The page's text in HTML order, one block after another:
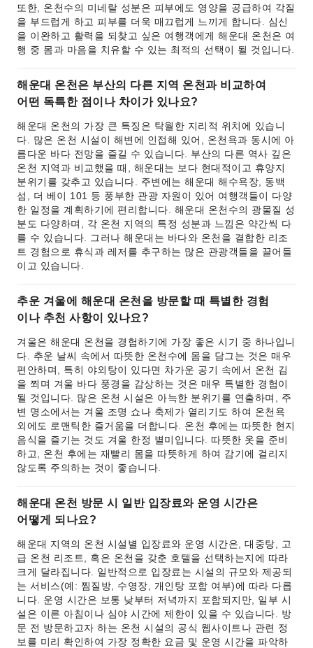
또한, 온천수의 미네랄 성분은 피부에도 영양을 공급하여 각질
을 부드럽게 하고 피부를 더욱 매끄럽게 느끼게 합니다. 심신
을 이완하고 활력을 되찾고 싶은 여행객에게 해운대 온천은 여
행 중 몸과 마음을 치유할 수 있는 최적의 선택이 될 것입니다.
해운대 온천은 부산의 다른 지역 온천과 비교하여
어떤 독특한 점이나 차이가 있나요?
해운대 온천의 가장 큰 특징은 탁월한 지리적 위치에 있습니
다. 많은 온천 시설이 해변에 인접해 있어, 온천욕과 동시에 아
름다운 바다 전망을 즐길 수 있습니다. 부산의 다른 역사 깊은
온천 지역과 비교했을 때, 해운대는 보다 현대적이고 휴양지
분위기를 갖추고 있습니다. 주변에는 해운대 해수욕장, 동백
섬, 더 베이 101 등 풍부한 관광 자원이 있어 여행객들이 다양
한 일정을 계획하기에 편리합니다. 해운대 온천수의 광물질 성
분도 다양하며, 각 온천 지역의 특정 성분과 느낌은 약간씩 다
를 수 있습니다. 그러나 해운대는 바다와 온천을 결합한 리조
트 경험으로 휴식과 레저를 추구하는 많은 관광객들을 끌어들
이고 있습니다.
추운 겨울에 해운대 온천을 방문할 때 특별한 경험
이나 추천 사항이 있나요?
겨울은 해운대 온천을 경험하기에 가장 좋은 시기 중 하나입니
다. 추운 날씨 속에서 따뜻한 온천수에 몸을 담그는 것은 매우
편안하며, 특히 야외탕이 있다면 차가운 공기 속에서 온천 김
을 쬐며 겨울 바다 풍경을 감상하는 것은 매우 특별한 경험이
될 것입니다. 많은 온천 시설은 아늑한 분위기를 연출하며, 주
변 명소에서는 겨울 조명 쇼나 축제가 열리기도 하여 온천욕
외에도 로맨틱한 즐거움을 더합니다. 온천 후에는 따뜻한 현지
음식을 즐기는 것도 겨울 한정 별미입니다. 따뜻한 옷을 준비
하고, 온천 후에는 재빨리 몸을 따뜻하게 하여 감기에 걸리지
않도록 주의하는 것이 좋습니다.
해운대 온천 방문 시 일반 입장료와 운영 시간은
어떻게 되나요?
해운대 지역의 온천 시설별 입장료와 운영 시간은, 대중탕, 고
급 온천 리조트, 혹은 온천을 갖춘 호텔을 선택하는지에 따라
크게 달라집니다. 일반적으로 입장료는 시설의 규모와 제공되
는 서비스(예: 찜질방, 수영장, 개인탕 포함 여부)에 따라 다릅
니다. 운영 시간은 보통 낮부터 저녁까지 포함되지만, 일부 시
설은 이른 아침이나 심야 시간에 제한이 있을 수 있습니다. 방
문 전 방문하고자 하는 온천 시설의 공식 웹사이트나 관련 정
보를 미리 확인하여 가장 정확한 요금 및 운영 시간을 파악하